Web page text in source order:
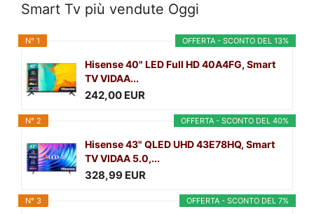
Smart Tv più vendute Oggi
OFFERTA - SCONTO DEL 13%
N° 1
Hisense 40" LED Full HD 40A4FG, Smart
TV VIDAA...
242,00 EUR
OFFERTA - SCONTO DEL 40%
N° 2
Hisense 43" QLED UHD 43E78HQ, Smart
TV VIDAA 5.0,...
328,99 EUR
OFFERTA - SCONTO DEL 7%
N° 3